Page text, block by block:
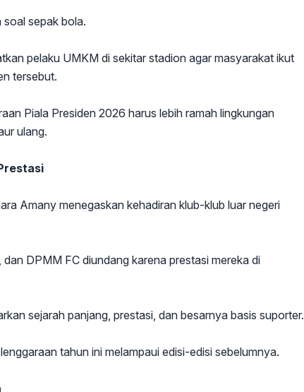
sepak bola.
pelaku UMKM di sekitar stadion agar masyarakat ikut
tersebut.
Piala Presiden 2026 harus lebih ramah lingkungan
ulang.
Amany menegaskan kehadiran klub-klub luar negeri
DPMM FC diundang karena prestasi mereka di
sejarah panjang, prestasi, dan besarnya basis suporter.
tahun ini melampaui edisi-edisi sebelumnya.